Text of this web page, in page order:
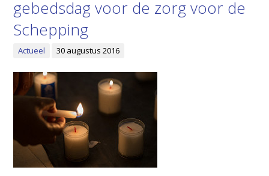
gebedsdag voor de zorg voor de
Schepping
Actueel 30 augustus 2016